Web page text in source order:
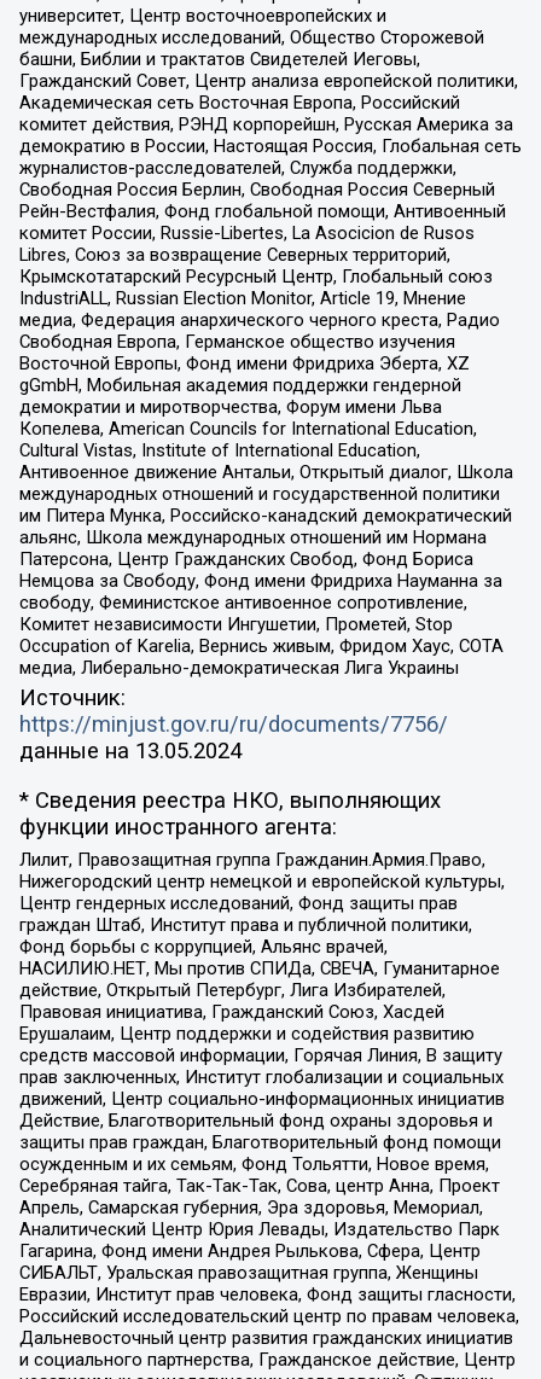
университет, Центр восточноевропейских и
международных исследований, Общество Сторожевой
башни, Библии и трактатов Свидетелей Иеговы,
Гражданский Совет, Центр анализа европейской политики,
Академическая сеть Восточная Европа, Российский
комитет действия, РЭНД корпорейшн, Русская Америка за
демократию в России, Настоящая Россия, Глобальная сеть
журналистов-расследователей, Служба поддержки,
Свободная Россия Берлин, Свободная Россия Северный
Рейн-Вестфалия, Фонд глобальной помощи, Антивоенный
комитет России, Russie-Libertes, La Asocicion de Rusos
Libres, Союз за возвращение Северных территорий,
Крымскотатарский Ресурсный Центр, Глобальный союз
IndustriALL, Russian Election Monitor, Article 19, Мнение
медиа, Федерация анархического черного креста, Радио
Свободная Европа, Германское общество изучения
Восточной Европы, Фонд имени Фридриха Эберта, XZ
gGmbH, Мобильная академия поддержки гендерной
демократии и миротворчества, Форум имени Льва
Копелева, American Councils for International Education,
Cultural Vistas, Institute of International Education,
Антивоенное движение Антальи, Открытый диалог, Школа
международных отношений и государственной политики
им Питера Мунка, Российско-канадский демократический
альянс, Школа международных отношений им Нормана
Патерсона, Центр Гражданских Свобод, Фонд Бориса
Немцова за Свободу, Фонд имени Фридриха Науманна за
свободу, Феминистское антивоенное сопротивление,
Комитет независимости Ингушетии, Прометей, Stop
Occupation of Karelia, Вернись живым, Фридом Хаус, СОТА
медиа, Либерально-демократическая Лига Украины
Источник:
https://minjust.gov.ru/ru/documents/7756/
данные на 13.05.2024
* Сведения реестра НКО, выполняющих
функции иностранного агента:
Лилит, Правозащитная группа Гражданин.Армия.Право,
Нижегородский центр немецкой и европейской культуры,
Центр гендерных исследований, Фонд защиты прав
граждан Штаб, Институт права и публичной политики,
Фонд борьбы с коррупцией, Альянс врачей,
НАСИЛИЮ.НЕТ, Мы против СПИДа, СВЕЧА, Гуманитарное
действие, Открытый Петербург, Лига Избирателей,
Правовая инициатива, Гражданский Союз, Хасдей
Ерушалаим, Центр поддержки и содействия развитию
средств массовой информации, Горячая Линия, В защиту
прав заключенных, Институт глобализации и социальных
движений, Центр социально-информационных инициатив
Действие, Благотворительный фонд охраны здоровья и
защиты прав граждан, Благотворительный фонд помощи
осужденным и их семьям, Фонд Тольятти, Новое время,
Серебряная тайга, Так-Так-Так, Сова, центр Анна, Проект
Апрель, Самарская губерния, Эра здоровья, Мемориал,
Аналитический Центр Юрия Левады, Издательство Парк
Гагарина, Фонд имени Андрея Рылькова, Сфера, Центр
СИБАЛЬТ, Уральская правозащитная группа, Женщины
Евразии, Институт прав человека, Фонд защиты гласности,
Российский исследовательский центр по правам человека,
Дальневосточный центр развития гражданских инициатив
и социального партнерства, Гражданское действие, Центр